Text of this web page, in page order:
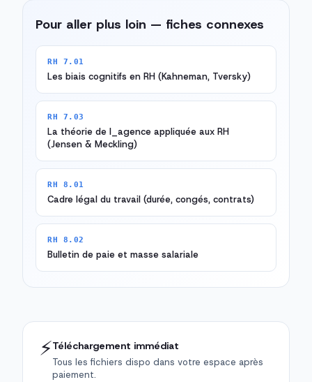
Pour aller plus loin — fiches connexes
RH 7.01
Les biais cognitifs en RH (Kahneman, Tversky)
RH 7.03
La théorie de l_agence appliquée aux RH
(Jensen & Meckling)
RH 8.01
Cadre légal du travail (durée, congés, contrats)
RH 8.02
Bulletin de paie et masse salariale
⚡Téléchargement immédiat
Tous les fichiers dispo dans votre espace après
paiement.